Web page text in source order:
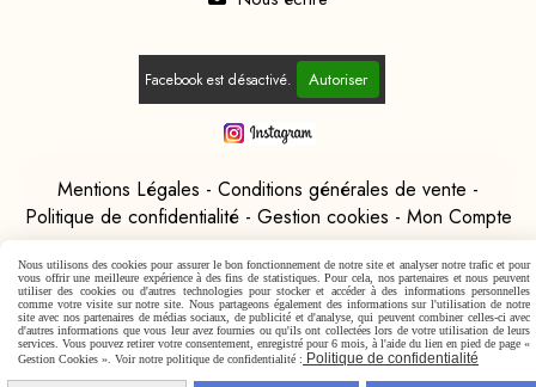
Facebook est désactivé. Autoriser
Mentions Légales
Conditions générales de vente
Politique de confidentialité
Gestion cookies Mon Compte
Nous utilisons des cookies pour assurer le bon fonctionnement de notre site et analyser notre trafic et pour
vous offrir une meilleure expérience à des fins de statistiques. Pour cela, nos partenaires et nous peuvent
utiliser des cookies ou d'autres technologies pour stocker et accéder à des informations personnelles
comme votre visite sur notre site. Nous partageons également des informations sur l'utilisation de notre
site avec nos partenaires de médias sociaux, de publicité et d'analyse, qui peuvent combiner celles-ci avec
d'autres informations que vous leur avez fournies ou qu'ils ont collectées lors de votre utilisation de leurs
services. Vous pouvez retirer votre consentement, enregistré pour 6 mois, à l'aide du lien en pied de page «
Gestion Cookies ». Voir notre politique de confidentialité : Politique de confidentialité